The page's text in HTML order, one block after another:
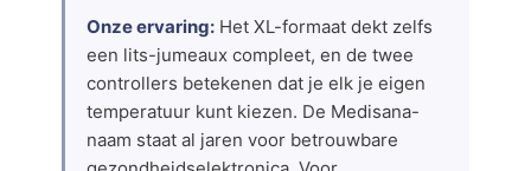
Onze ervaring: Het XL-formaat dekt zelfs
een lits-jumeaux compleet, en de twee
controllers betekenen dat je elk je eigen
temperatuur kunt kiezen. De Medisana-
naam staat al jaren voor betrouwbare